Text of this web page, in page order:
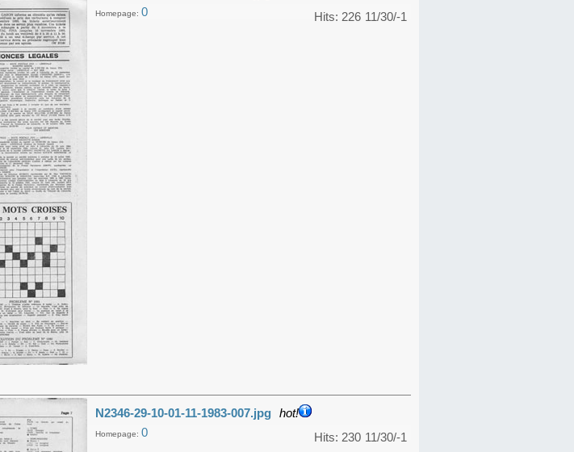
11/30/-1
Hits: 226
Homepage: 0
N2346-29-10-01-11-1983-007.jpg hot!
11/30/-1
Hits: 230
Homepage: 0